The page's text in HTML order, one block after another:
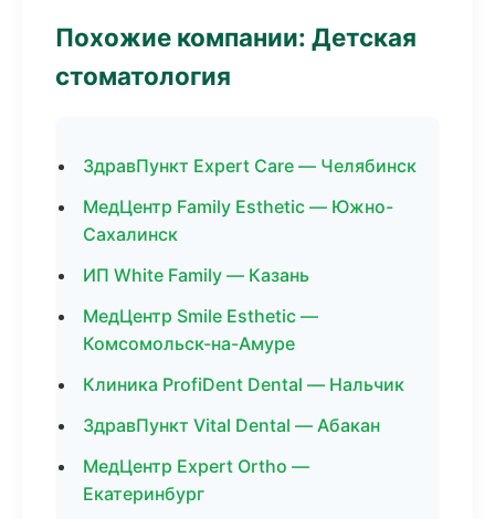
Похожие компании: Детская
стоматология
ЗдравПункт Expert Care — Челябинск
МедЦентр Family Esthetic — Южно-
Сахалинск
ИП White Family — Казань
МедЦентр Smile Esthetic —
Комсомольск-на-Амуре
Клиника ProfiDent Dental — Нальчик
ЗдравПункт Vital Dental — Абакан
МедЦентр Expert Ortho —
Екатеринбург